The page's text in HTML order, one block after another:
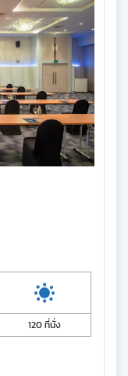
120 ที่นั่ง